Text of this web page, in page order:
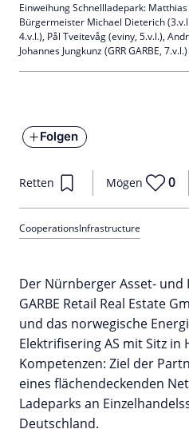
Folgen
Retten Mögen 0
CooperationsInfrastructure
Einweihung Schnellladepark: Matthias
Bürgermeister Michael Dieterich
4.v.l.), Pål Tveitevåg (eviny, 5.v.l.),
Johannes Jungkunz (GRR GARBE,
Der Nürnberger Asset- und
GARBE Retail Real Estate
und das norwegische
Elektrifisering AS mit Sitz
Kompetenzen: Ziel der
eines flächendeckenden
Ladeparks an
Deutschland.